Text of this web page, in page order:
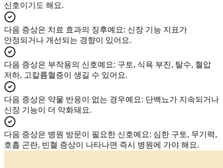
신호이기도 해요.
다음 증상은 치료 효과의 징후예요: 신장 기능 지표가
안정되거나 개선되는 경향이 있어요.
다음 증상은 부작용의 신호예요: 구토, 식욕 부진, 탈수, 혈압
저하, 고칼륨혈증이 생길 수 있어요.
다음 증상은 약물 반응이 없는 경우예요: 단백뇨가 지속되거나
신장 기능이 더 악화돼요.
다음 증상은 병원 방문이 필요한 신호예요: 심한 구토, 무기력,
호흡 곤란, 빈혈 증상이 나타나면 즉시 병원에 가야 해요.